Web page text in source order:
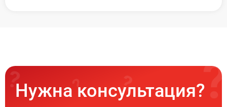
Нужна консультация?